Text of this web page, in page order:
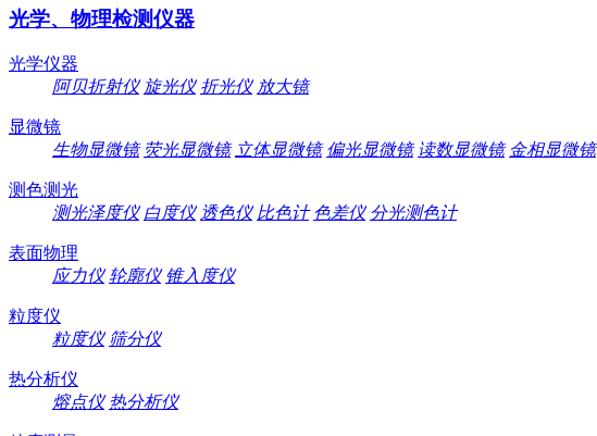
光学、物理检测仪器
光学仪器
阿贝折射仪 旋光仪 折光仪 放大镜
显微镜
生物显微镜 荧光显微镜 立体显微镜 偏光显微镜 读数显微镜 金相显微镜
测色测光
测光泽度仪 白度仪 透色仪 比色计 色差仪 分光测色计
表面物理
应力仪 轮廓仪 锥入度仪
粒度仪
粒度仪 筛分仪
热分析仪
熔点仪 热分析仪